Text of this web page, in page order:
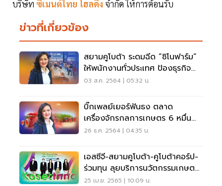
บริษัท ซิเมนต์ไทย โฮลดิ้ง จำกัด ให้การต้อนรับ
ข่าวที่เกี่ยวข้อง
สยามคูโบต้า ระดมฉีด “ซิโนฟาร์ม”
ให้พนักงานทั่วประเทศ ป้องธุรกิจ
สะดุด
03 ส.ค. 2564 | 05:32 น.
บิ๊กเพลย์เยอร์ฟันธง ตลาด
เครื่องจักรกลการเกษตร 6 หมื่น
ล้าน ปี 65 โตต่อเนื่อง
26 ธ.ค. 2564 | 04:35 น.
เอสซีจี-สยามคูโบต้า-คูโบต้าคอร์ป-
ร่วมทุน ลุยบริการนวัตกรรมเกษตร
ครบวงจร
25 เม.ย. 2565 | 10:09 น.